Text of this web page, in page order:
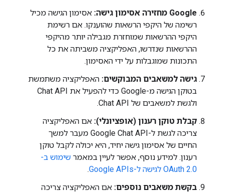
‫Google מחזירה אסימון גישה:
אסימון הגישה מכיל
רשימה של היקפי הרשאות שהוענקו. אם רשימת
היקפי ההרשאות שמוחזרת מגבילה יותר מהיקפי
ההרשאות שנדרשו, האפליקציה משביתה את כל
התכונות שמוגבלות על ידי האסימון.
גישה למשאבים המבוקשים: האפליקציה משתמשת
בטוקן הגישה מ-Google כדי להפעיל את Chat API
ולגשת למשאבים של Chat API.
קבלת טוקן רענון (אופציונלי): אם האפליקציה
צריכה לגשת ל-Google Chat API מעבר למשך
החיים של אסימון גישה יחיד, היא יכולה לקבל טוקן
רענון. למידע נוסף, אפשר לעיין במאמר שימוש ב-
OAuth 2.0 לגישה ל-Google APIs
.
בקשת משאבים נוספים: אם האפליקציה צריכה